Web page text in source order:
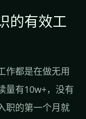
的有效工
作都是在做无用
量有10w+，没有
职的第一个月就